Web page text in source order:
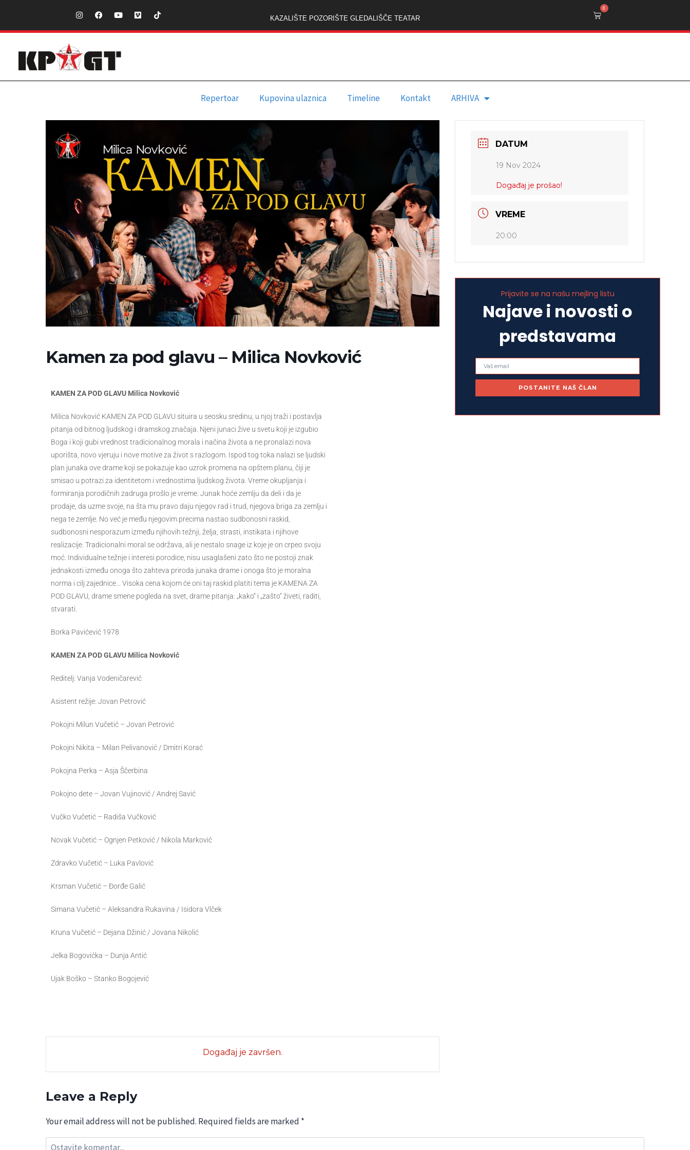
KAZALIŠTE POZORIŠTE GLEDALIŠČE TEATAR
0
Repertoar Kupovina ulaznica Timeline Kontakt ARHIVA
Kamen za pod glavu – Milica Novković
KAMEN ZA POD GLAVU Milica Novković
Milica Novković KAMEN ZA POD GLAVU situira u seosku sredinu, u njoj traži i postavlja
pitanja od bitnog ljudskog i dramskog značaja. Njeni junaci žive u svetu koji je izgubio
Boga i koji gubi vrednost tradicionalnog morala i načina života a ne pronalazi nova
uporišta, novo vjeruju i nove motive za život s razlogom. Ispod tog toka nalazi se ljudski
plan junaka ove drame koji se pokazuje kao uzrok promena na opštem planu, čiji je
smisao u potrazi za identitetom i vrednostima ljudskog života. Vreme okupljanja i
formiranja porodičnih zadruga prošlo je vreme. Junak hoće zemlju da deli i da je
prodaje, da uzme svoje, na šta mu pravo daju njegov rad i trud, njegova briga za zemlju i
nega te zemlje. No već je među njegovim precima nastao sudbonosni raskid,
sudbonosni nesporazum između njihovih težnji, želja, strasti, instikata i njihove
realizacije. Tradicionalni moral se održava, ali je nestalo snage iz koje je on crpeo svoju
moć. Individualne težnje i interesi porodice, nisu usaglašeni zato što ne postoji znak
jednakosti između onoga što zahteva priroda junaka drame i onoga što je moralna
norma i cilj zajednice… Visoka cena kojom će oni taj raskid platiti tema je KAMENA ZA
POD GLAVU, drame smene pogleda na svet, drame pitanja: „kako“ i „zašto“ živeti, raditi,
stvarati.
Borka Pavićević 1978
KAMEN ZA POD GLAVU Milica Novković
Reditelj: Vanja Vodeničarević
Asistent režije: Jovan Petrović
Pokojni Milun Vučetić – Jovan Petrović
Pokojni Nikita – Milan Pelivanović / Dmitri Korać
Pokojna Perka – Asja Ščerbina
Pokojno dete – Jovan Vujinović / Andrej Savić
Vučko Vučetić – Radiša Vučković
Novak Vučetić – Ognjen Petković / Nikola Marković
Zdravko Vučetić – Luka Pavlović
Krsman Vučetić – Đorđe Galić
Simana Vučetić – Aleksandra Rukavina / Isidora Vlček
Kruna Vučetić – Dejana Džinić / Jovana Nikolić
Jelka Bogovićka – Dunja Antić
Ujak Boško – Stanko Bogojević
Događaj je završen.
DATUM
19 Nov 2024
Događaj je prošao!
VREME
20:00
Prijavite se na našu mejling listu
Najave i novosti o
predstavama
Leave a Reply
Your email address will not be published. Required fields are marked *